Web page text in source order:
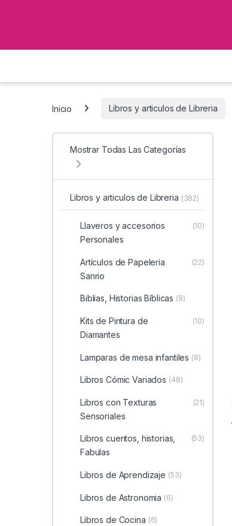
Inicio Libros y articulos de Libreria
Mostrar Todas Las Categorías
Libros y articulos de Libreria (382)
Llaveros y accesorios
Personales
(10)
Artículos de Papelería
Sanrio
(22)
Biblias, Historias Bíblicas (8)
Kits de Pintura de
Diamantes
(10)
Lamparas de mesa infantiles (8)
Libros Cómic Variados (48)
Libros con Texturas
Sensoriales
(21)
Libros cuentos, historias,
Fabulas
(53)
Libros de Aprendizaje (53)
Libros de Astronomia (6)
Libros de Cocina (6)